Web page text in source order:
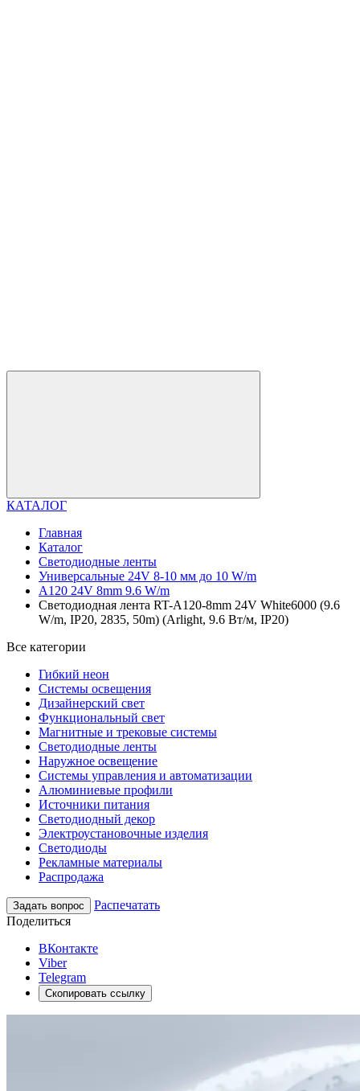
КАТАЛОГ
Главная
Каталог
Светодиодные ленты
Универсальные 24V 8-10 мм до 10 W/m
A120 24V 8mm 9.6 W/m
Светодиодная лента RT-A120-8mm 24V White6000 (9.6
W/m, IP20, 2835, 50m) (Arlight, 9.6 Вт/м, IP20)
Все категории
Гибкий неон
Системы освещения
Дизайнерский свет
Функциональный свет
Магнитные и трековые системы
Светодиодные ленты
Наружное освещение
Системы управления и автоматизации
Алюминиевые профили
Источники питания
Светодиодный декор
Электроустановочные изделия
Светодиоды
Рекламные материалы
Распродажа
Задать вопрос
Распечатать
Поделиться
ВКонтакте
Viber
Telegram
Скопировать ссылку